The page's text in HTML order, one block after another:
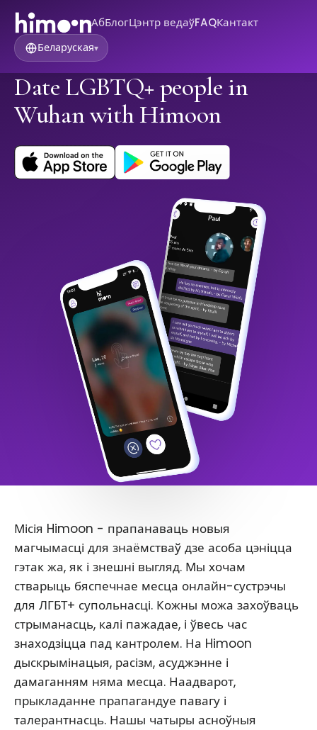
АбБлогЦэнтр ведаўFAQКантакт
Беларуская▾
Date LGBTQ+ people in
Wuhan with Himoon
Місія Himoon - прапанаваць новыя
магчымасці для знаёмстваў дзе асоба цэніцца
гэтак жа, як і знешні выгляд. Мы хочам
стварыць бяспечнае месца онлайн-сустрэчы
для ЛГБТ+ супольнасці. Кожны можа захоўваць
стрыманасць, калі пажадае, і ўвесь час
знаходзіцца пад кантролем. На Himoon
дыскрымінацыя, расізм, асуджэнне і
дамаганням няма месца. Наадварот,
прыкладанне прапагандуе павагу і
талерантнасць. Нашы чатыры асноўныя